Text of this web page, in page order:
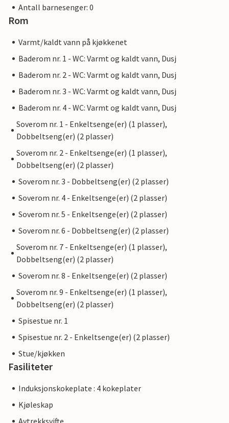
Antall barnesenger: 0
Rom
Varmt/kaldt vann på kjøkkenet
Baderom nr. 1 - WC: Varmt og kaldt vann, Dusj
Baderom nr. 2 - WC: Varmt og kaldt vann, Dusj
Baderom nr. 3 - WC: Varmt og kaldt vann, Dusj
Baderom nr. 4 - WC: Varmt og kaldt vann, Dusj
Soverom nr. 1 - Enkeltsenge(er) (1 plasser),
Dobbeltseng(er) (2 plasser)
Soverom nr. 2 - Enkeltsenge(er) (1 plasser),
Dobbeltseng(er) (2 plasser)
Soverom nr. 3 - Dobbeltseng(er) (2 plasser)
Soverom nr. 4 - Enkeltsenge(er) (2 plasser)
Soverom nr. 5 - Enkeltsenge(er) (2 plasser)
Soverom nr. 6 - Dobbeltseng(er) (2 plasser)
Soverom nr. 7 - Enkeltsenge(er) (1 plasser),
Dobbeltseng(er) (2 plasser)
Soverom nr. 8 - Enkeltsenge(er) (2 plasser)
Soverom nr. 9 - Enkeltsenge(er) (1 plasser),
Dobbeltseng(er) (2 plasser)
Spisestue nr. 1
Spisestue nr. 2 - Enkeltsenge(er) (2 plasser)
Stue/kjøkken
Fasiliteter
Induksjonskokeplate : 4 kokeplater
Kjøleskap